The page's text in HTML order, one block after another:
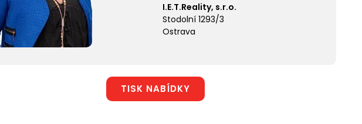
I.E.T.Reality, s.r.o.
Stodolní 1293/3
Ostrava
TISK NABÍDKY